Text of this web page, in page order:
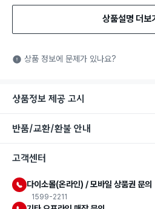
식품용 기구: 식품위생법에서
는 식품첨가물에 사용할 수 있
상품설명 더보
상품 정보에 문제가 있나요?
상품정보 제공 고시
반품/교환/환불 안내
고객센터
다이소몰(온라인) / 모바일 상품권 문의
1599-2211